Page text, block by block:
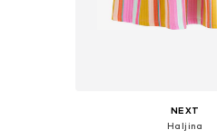
NEXT
Haljina